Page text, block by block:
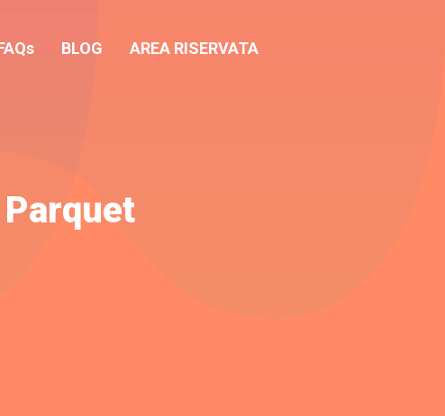
BLOG AREA RISERVATA